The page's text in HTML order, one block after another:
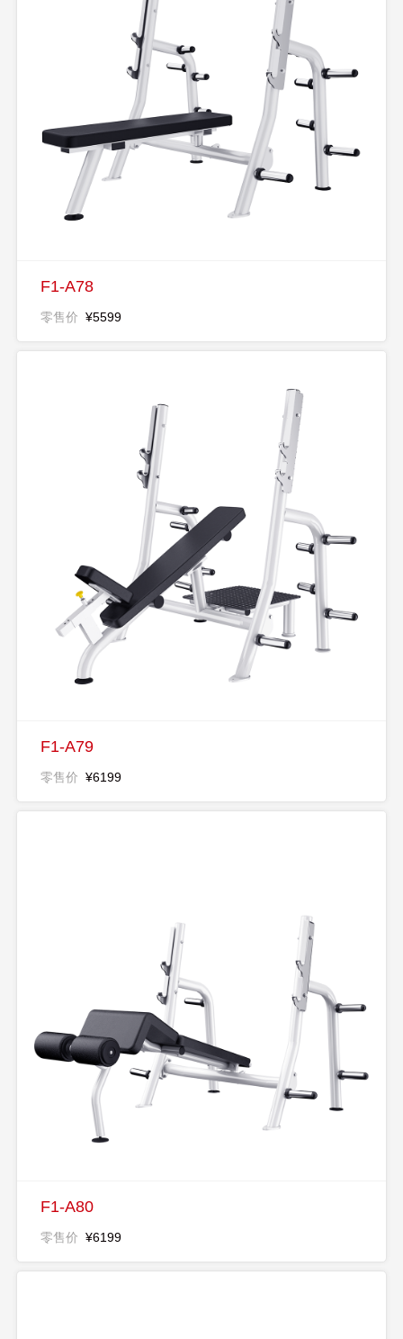
F1-A78
零售价 ¥5599
F1-A79
零售价 ¥6199
F1-A80
零售价 ¥6199